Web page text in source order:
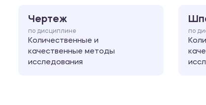
Чертеж
по дисциплине
Количественные и
качественные методы
исследования
по